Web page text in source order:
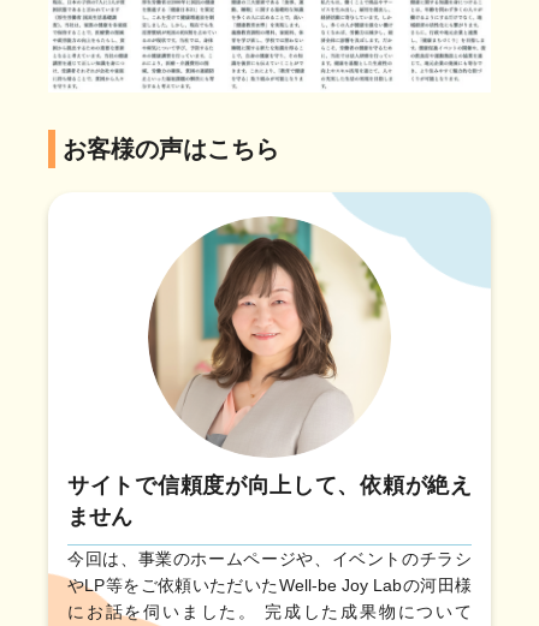
お客様の声はこちら
サイトで信頼度が向上して、依頼が絶え
ません
今回は、事業のホームページや、イベントのチラシ
やLP等をご依頼いただいたWell-be Joy Labの河田様
にお話を伺いました。 完成した成果物について